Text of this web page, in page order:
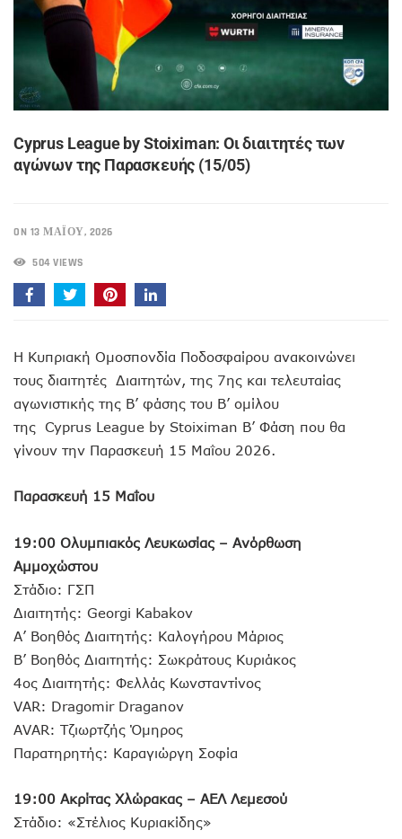
Cyprus League by Stoiximan: Οι διαιτητές των
αγώνων της Παρασκευής (15/05)
ON 13 ΜΑΪ́ΟΥ, 2026
504 VIEWS
Η Κυπριακή Ομοσπονδία Ποδοσφαίρου ανακοινώνει
τους διαιτητές Διαιτητών, της 7ης και τελευταίας
αγωνιστικής της Β’ φάσης του Β’ ομίλου
της Cyprus League by Stoiximan Β’ Φάση που θα
γίνουν την Παρασκευή 15 Μαΐου 2026.
Παρασκευή 15 Μαΐου
19:00 Ολυμπιακός Λευκωσίας – Ανόρθωση
Αμμοχώστου
Στάδιο: ΓΣΠ
Διαιτητής: Georgi Kabakov
Α’ Βοηθός Διαιτητής: Καλογήρου Μάριος
Β’ Βοηθός Διαιτητής: Σωκράτους Κυριάκος
4ος Διαιτητής: Φελλάς Κωνσταντίνος
VAR: Dragomir Draganov
AVAR: Τζιωρτζής Όμηρος
Παρατηρητής: Καραγιώργη Σοφία
19:00 Ακρίτας Χλώρακας – ΑΕΛ Λεμεσού
Στάδιο: «Στέλιος Κυριακίδης»